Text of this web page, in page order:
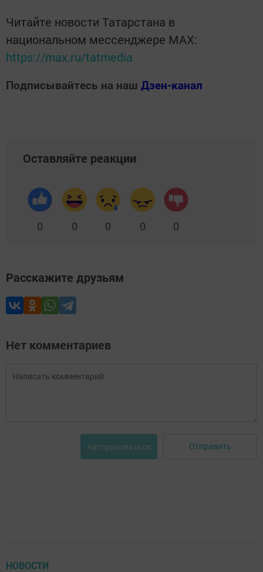
Читайте новости Татарстана в
национальном мессенджере MАХ:
https://max.ru/tatmedia
Подписывайтесь на наш Дзен-канал
Оставляйте реакции
0 0 0 0 0
Расскажите друзьям
Нет комментариев
Авторизоваться Отправить
НОВОСТИ